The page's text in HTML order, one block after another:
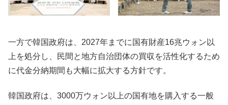
一方で韓国政府は、2027年までに国有財産16兆ウォン以
上を処分し、民間と地方自治団体の買収を活性化するため
に代金分納期間も大幅に拡大する方針です。
韓国政府は、3000万ウォン以上の国有地を購入する一般